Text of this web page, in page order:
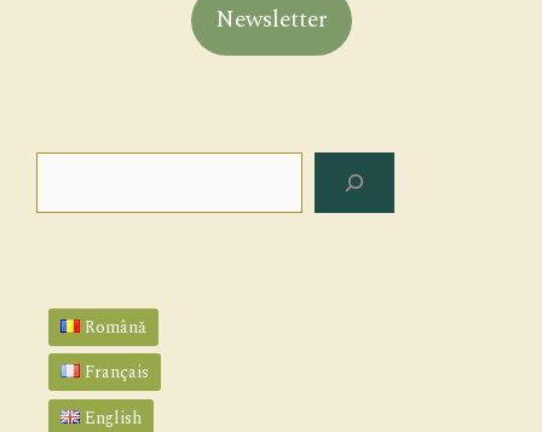
Newsletter
Română
Français
English